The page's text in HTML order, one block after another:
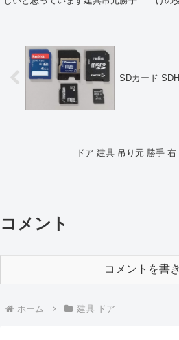
いますがメーカーによって違います
メーカーに...
SDカード
ドア 建具 吊り元 勝手 右
コメント
コメントを書
ホーム 建具 ドア